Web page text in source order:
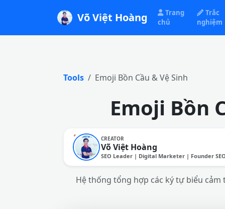
Võ Việt Hoàng
Trang
chủ
Trắc
nghiệm
Tools Emoji Bồn Cầu & Vệ Sinh
Emoji Bồn
CREATOR
Võ Việt Hoàng
SEO Leader | Digital Marketer | Founder
Hệ thống tổng hợp các ký tự biểu